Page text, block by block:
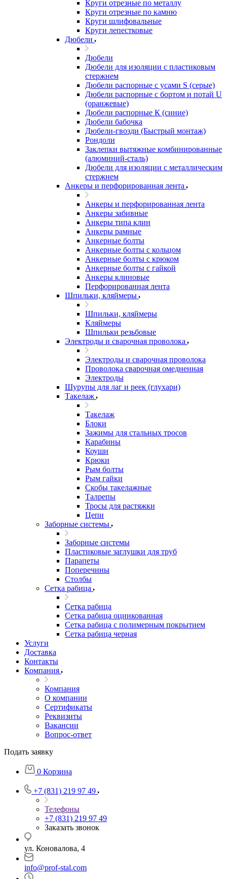
Круги отрезные по металлу
Круги отрезные по камню
Круги шлифовальные
Круги лепестковые
Дюбели
Дюбели
Дюбели для изоляции с пластиковым
стержнем
Дюбели распорные с усами S (серые)
Дюбели распорные c бортом и потай U
(оранжевые)
Дюбели распорные К (синие)
Дюбели бабочка
Дюбели-гвозди (Быстрый монтаж)
Рондоли
Заклепки вытяжные комбинированные
(алюминий-сталь)
Дюбели для изоляции с металлическим
стержнем
Анкеры и перфорированная лента
Анкеры и перфорированная лента
Анкеры забивные
Анкеры типа клин
Анкеры рамные
Анкерные болты
Анкерные болты с кольцом
Анкерные болты с крюком
Анкерные болты с гайкой
Анкеры клиновые
Перфорированная лента
Шпильки, кляймеры
Шпильки, кляймеры
Кляймеры
Шпильки резьбовые
Электроды и сварочная проволока
Электроды и сварочная проволока
Проволока сварочная омедненная
Электроды
Шурупы для лаг и реек (глухари)
Такелаж
Такелаж
Блоки
Зажимы для стальных тросов
Карабины
Коуши
Крюки
Рым болты
Рым гайки
Скобы такелажные
Талрепы
Тросы для растяжки
Цепи
Заборные системы
Заборные системы
Пластиковые заглушки для труб
Парапеты
Поперечины
Столбы
Сетка рабица
Сетка рабица
Сетка рабица оцинкованная
Сетка рабица с полимерным покрытием
Сетка рабица черная
Услуги
Доставка
Контакты
Компания
Компания
О компании
Сертификаты
Реквизиты
Вакансии
Вопрос-ответ
Подать заявку
0 Корзина
+7 (831) 219 97 49
Телефоны
+7 (831) 219 97 49
Заказать звонок
ул. Коновалова, 4
info@prof-stal.com